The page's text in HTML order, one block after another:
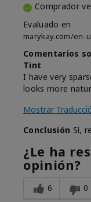
Comprador
Evaluado en
marykay.com/en-
Comentarios
Tint
I have very
looks more
Mostrar
Conclusión Sí,
¿Le ha
opinión?
6 0